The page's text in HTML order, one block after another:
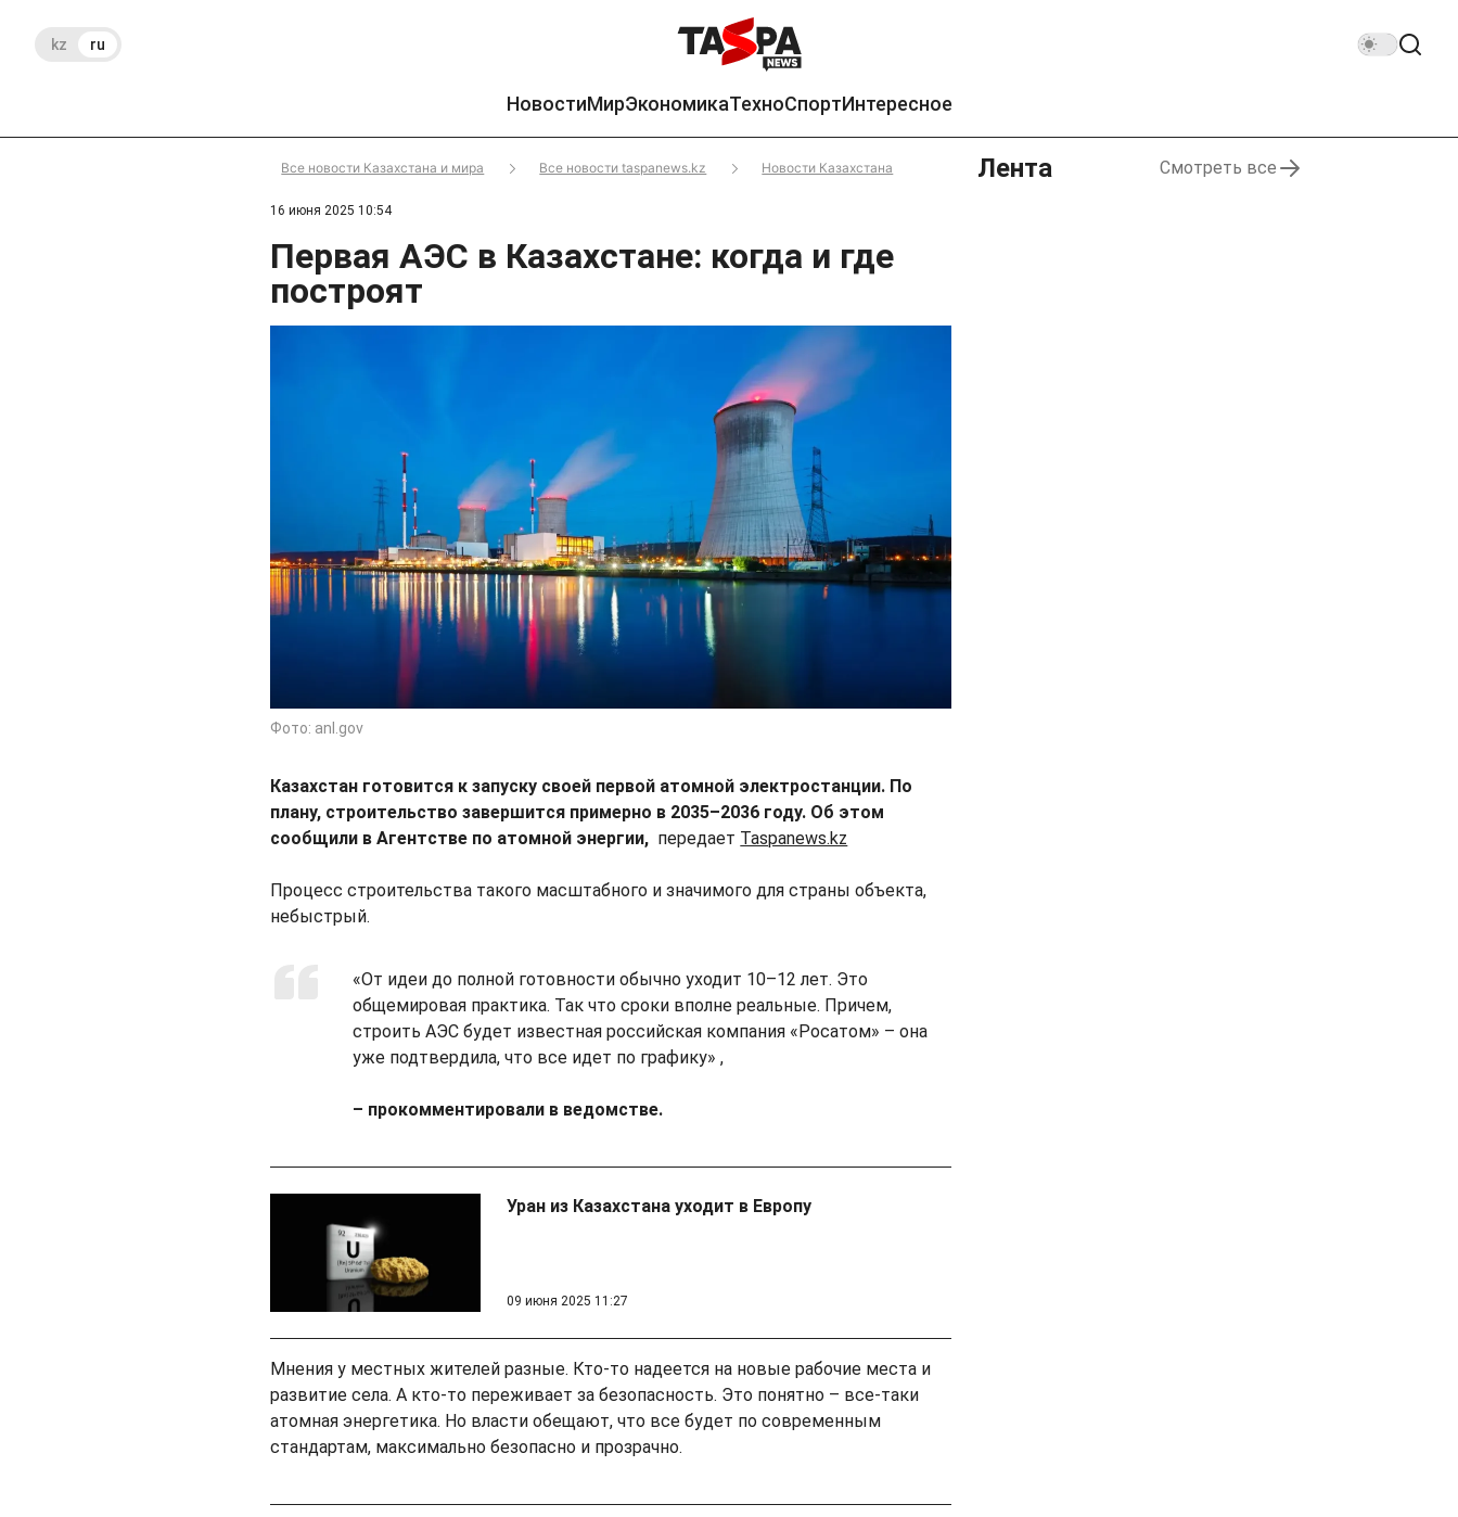
kz ru
НовостиМирЭкономикаТехноСпортИнтересное
Все новости Казахстана и мира Все новости taspanews.kz Новости Казахстана
16 июня 2025 10:54
Первая АЭС в Казахстане: когда и где
построят
Фото: anl.gov
Казахстан готовится к запуску своей первой атомной электростанции. По
плану, строительство завершится примерно в 2035–2036 году. Об этом
сообщили в Агентстве по атомной энергии, передает Taspanews.kz
Процесс строительства такого масштабного и значимого для страны объекта,
небыстрый.
«От идеи до полной готовности обычно уходит 10–12 лет. Это
общемировая практика. Так что сроки вполне реальные. Причем,
строить АЭС будет известная российская компания «Росатом» – она
уже подтвердила, что все идет по графику» ,
– прокомментировали в ведомстве.
Уран из Казахстана уходит в Европу
09 июня 2025 11:27
Мнения у местных жителей разные. Кто-то надеется на новые рабочие места и
развитие села. А кто-то переживает за безопасность. Это понятно – все-таки
атомная энергетика. Но власти обещают, что все будет по современным
стандартам, максимально безопасно и прозрачно.
Лента Смотреть все